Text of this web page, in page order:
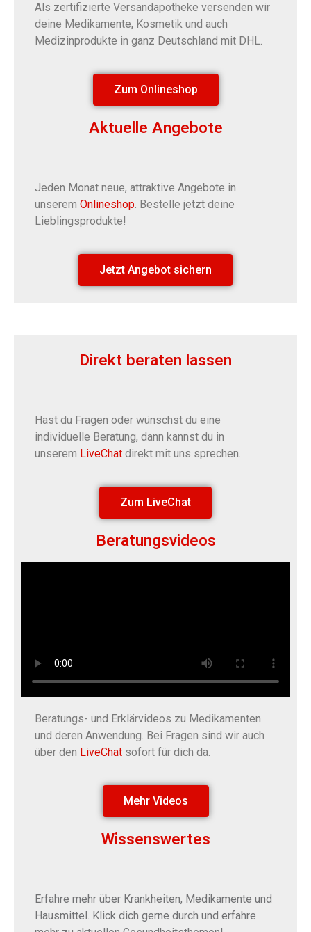
Als zertifizierte Versandapotheke versenden wir
deine Medikamente, Kosmetik und auch
Medizinprodukte in ganz Deutschland mit DHL.
Zum Onlineshop
Aktuelle Angebote
Jeden Monat neue, attraktive Angebote in
unserem Onlineshop. Bestelle jetzt deine
Lieblingsprodukte!
Jetzt Angebot sichern
Direkt beraten lassen
Hast du Fragen oder wünschst du eine
individuelle Beratung, dann kannst du in
unserem LiveChat direkt mit uns sprechen.
Zum LiveChat
Beratungsvideos
Beratungs- und Erklärvideos zu Medikamenten
und deren Anwendung. Bei Fragen sind wir auch
über den LiveChat sofort für dich da.
Mehr Videos
Wissenswertes
Erfahre mehr über Krankheiten, Medikamente und
Hausmittel. Klick dich gerne durch und erfahre